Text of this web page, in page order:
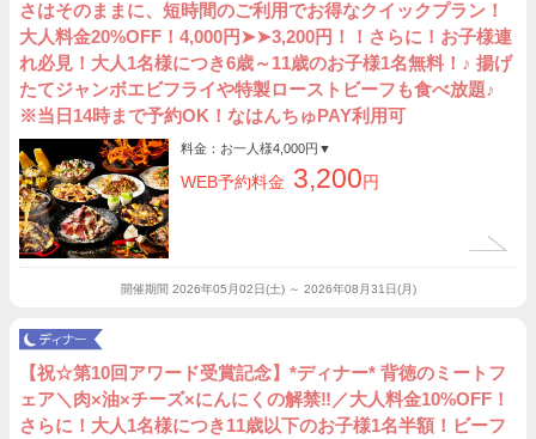
さはそのままに、短時間のご利用でお得なクイックプラン！
大人料金20%OFF！4,000円➤➤3,200円！！さらに！お子様連
れ必見！大人1名様につき6歳～11歳のお子様1名無料！♪ 揚げ
たてジャンボエビフライや特製ローストビーフも食べ放題♪
※当日14時まで予約OK！なはんちゅPAY利用可
料金：お一人様4,000円 ▼
WEB予約料金 3,200円
開催期間 2026年05月02日(土) ～ 2026年08月31日(月)
【祝☆第10回アワード受賞記念】*ディナー* 背徳のミートフ
ェア＼肉×油×チーズ×にんにくの解禁‼︎／大人料金10%OFF！
さらに！大人1名様につき11歳以下のお子様1名半額！ビーフ